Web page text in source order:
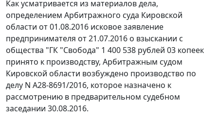
Как усматривается из материалов дела,
определением Арбитражного суда Кировской
области от 01.08.2016 исковое заявление
предпринимателя от 21.07.2016 о взыскании с
общества "ГК "Свобода" 1 400 538 рублей 03 копеек
принято к производству, Арбитражным судом
Кировской области возбуждено производство по
делу N А28-8691/2016, которое назначено к
рассмотрению в предварительном судебном
заседании 30.08.2016.